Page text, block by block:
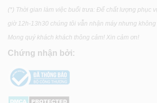
(*) Thời gian làm việc buổi trưa: Để chất lượng phục
giờ 12h-13h30 chúng tôi vẫn nhận máy nhưng
Mong quý khách khách thông cảm! Xin cảm ơn!
Chứng nhận bởi: